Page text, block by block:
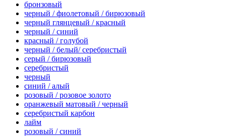
бронзовый
черный / фиолетовый / бирюзовый
черный глянцевый / красный
черный / синий
красный / голубой
черный / белый/ серебристый
серый / бирюзовый
серебристый
черный
синий / алый
розовый / розовое золото
оранжевый матовый / черный
серебристый карбон
лайм
розовый / синий